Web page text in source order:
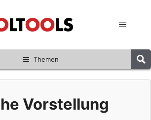
Menü
Themen
Vorstellung